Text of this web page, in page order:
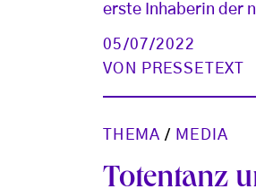
erste Inhaberin der
05/07/2022
VON
PRESSETEXT
THEMA / MEDIA
Totentanz